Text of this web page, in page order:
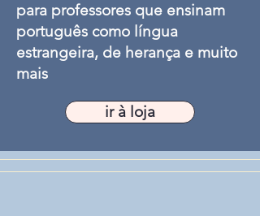
para professores que ensinam
português como língua
estrangeira, de herança e muito
mais
ir à loja